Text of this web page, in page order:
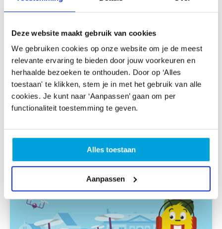
Deze website maakt gebruik van cookies
We gebruiken cookies op onze website om je de meest
relevante ervaring te bieden door jouw voorkeuren en
herhaalde bezoeken te onthouden. Door op ‘Alles
toestaan' te klikken, stem je in met het gebruik van alle
cookies. Je kunt naar ‘Aanpassen’ gaan om per
functionaliteit toestemming te geven.
Alles toestaan
Aanpassen
Groep 3-4 | Kinderboekenweek
De leerlingen fantaseren al dansend met welke
bijzondere vervoermiddelen ze naar school